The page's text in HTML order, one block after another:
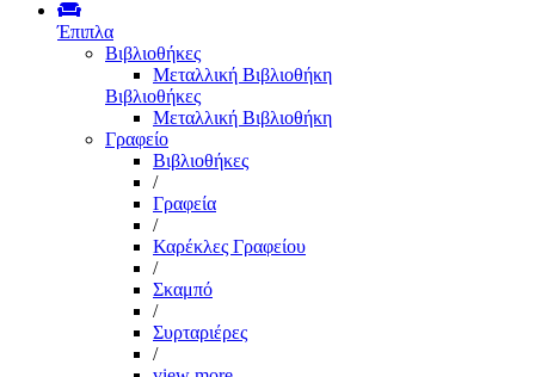
Έπιπλα
Βιβλιοθήκες
Μεταλλική Βιβλιοθήκη
Βιβλιοθήκες
Μεταλλική Βιβλιοθήκη
Γραφείο
Βιβλιοθήκες
/
Γραφεία
/
Καρέκλες Γραφείου
/
Σκαμπό
/
Συρταριέρες
/